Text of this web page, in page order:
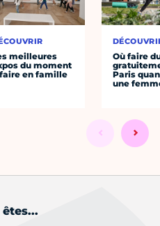
meilleures
du moment
en famille
Où faire
Paris
une